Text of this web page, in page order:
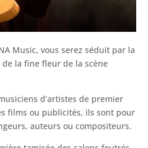
Music, vous serez séduit par la
la fine fleur de la scène
d’artistes de premier
films ou publicités, ils sont pour
auteurs ou compositeurs.